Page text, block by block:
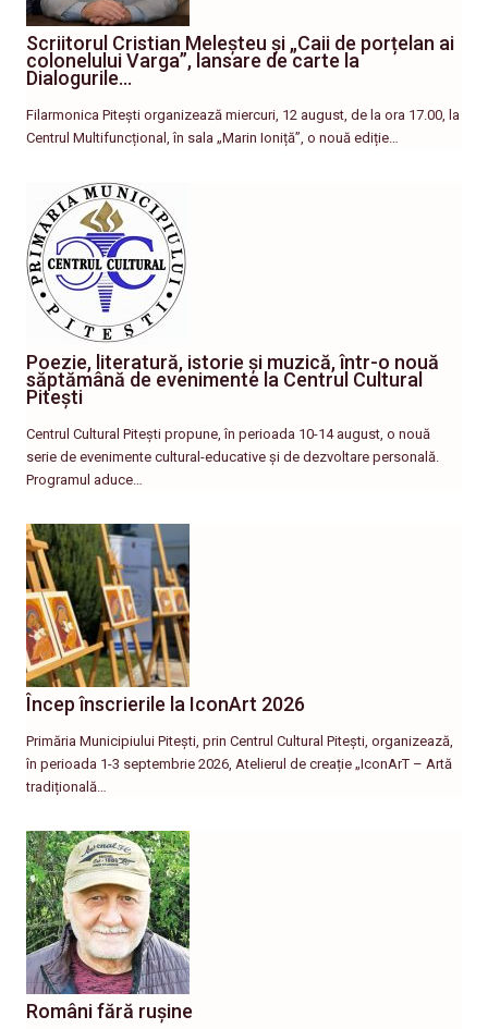
Scriitorul Cristian Meleșteu și „Caii de porțelan ai
colonelului Varga”, lansare de carte la
Dialogurile…
Filarmonica Pitești organizează miercuri, 12 august, de la ora 17.00, la
Centrul Multifuncțional, în sala „Marin Ioniță”, o nouă ediție…
Poezie, literatură, istorie și muzică, într-o nouă
săptămână de evenimente la Centrul Cultural
Pitești
Centrul Cultural Pitești propune, în perioada 10-14 august, o nouă
serie de evenimente cultural-educative și de dezvoltare personală.
Programul aduce…
Încep înscrierile la IconArt 2026
Primăria Municipiului Pitești, prin Centrul Cultural Pitești, organizează,
în perioada 1-3 septembrie 2026, Atelierul de creație „IconArT – Artă
tradițională…
Români fără rușine